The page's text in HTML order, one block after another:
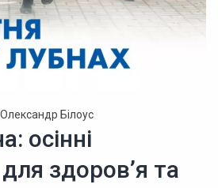
Олександр Білоус
осінні
здоров’я та